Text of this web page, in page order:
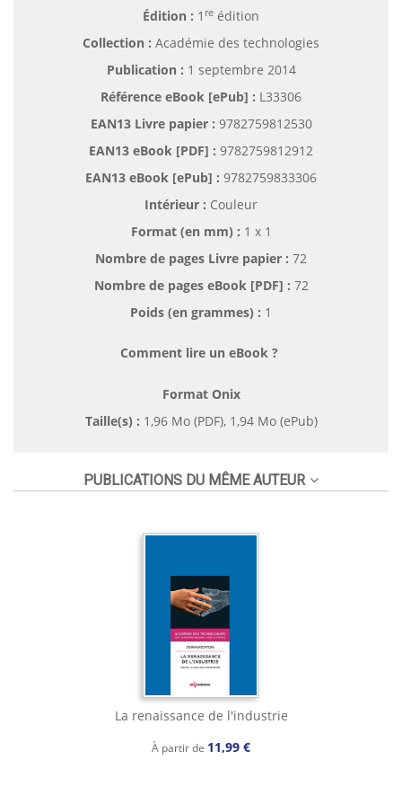
Édition : 1 re édition
Collection : Académie des technologies
Publication : 1 septembre 2014
Référence eBook [ePub] : L33306
EAN13 Livre papier : 9782759812530
EAN13 eBook [PDF] : 9782759812912
EAN13 eBook [ePub] : 9782759833306
Intérieur : Couleur
Format (en mm) : 1 x 1
Nombre de pages Livre papier : 72
Nombre de pages eBook [PDF] : 72
Poids (en grammes) : 1
Comment lire un eBook ?
Format Onix
Taille(s) : 1,96 Mo (PDF), 1,94 Mo (ePub)
PUBLICATIONS DU MÊME AUTEUR
La renaissance de l'industrie
À partir de 11,99 €